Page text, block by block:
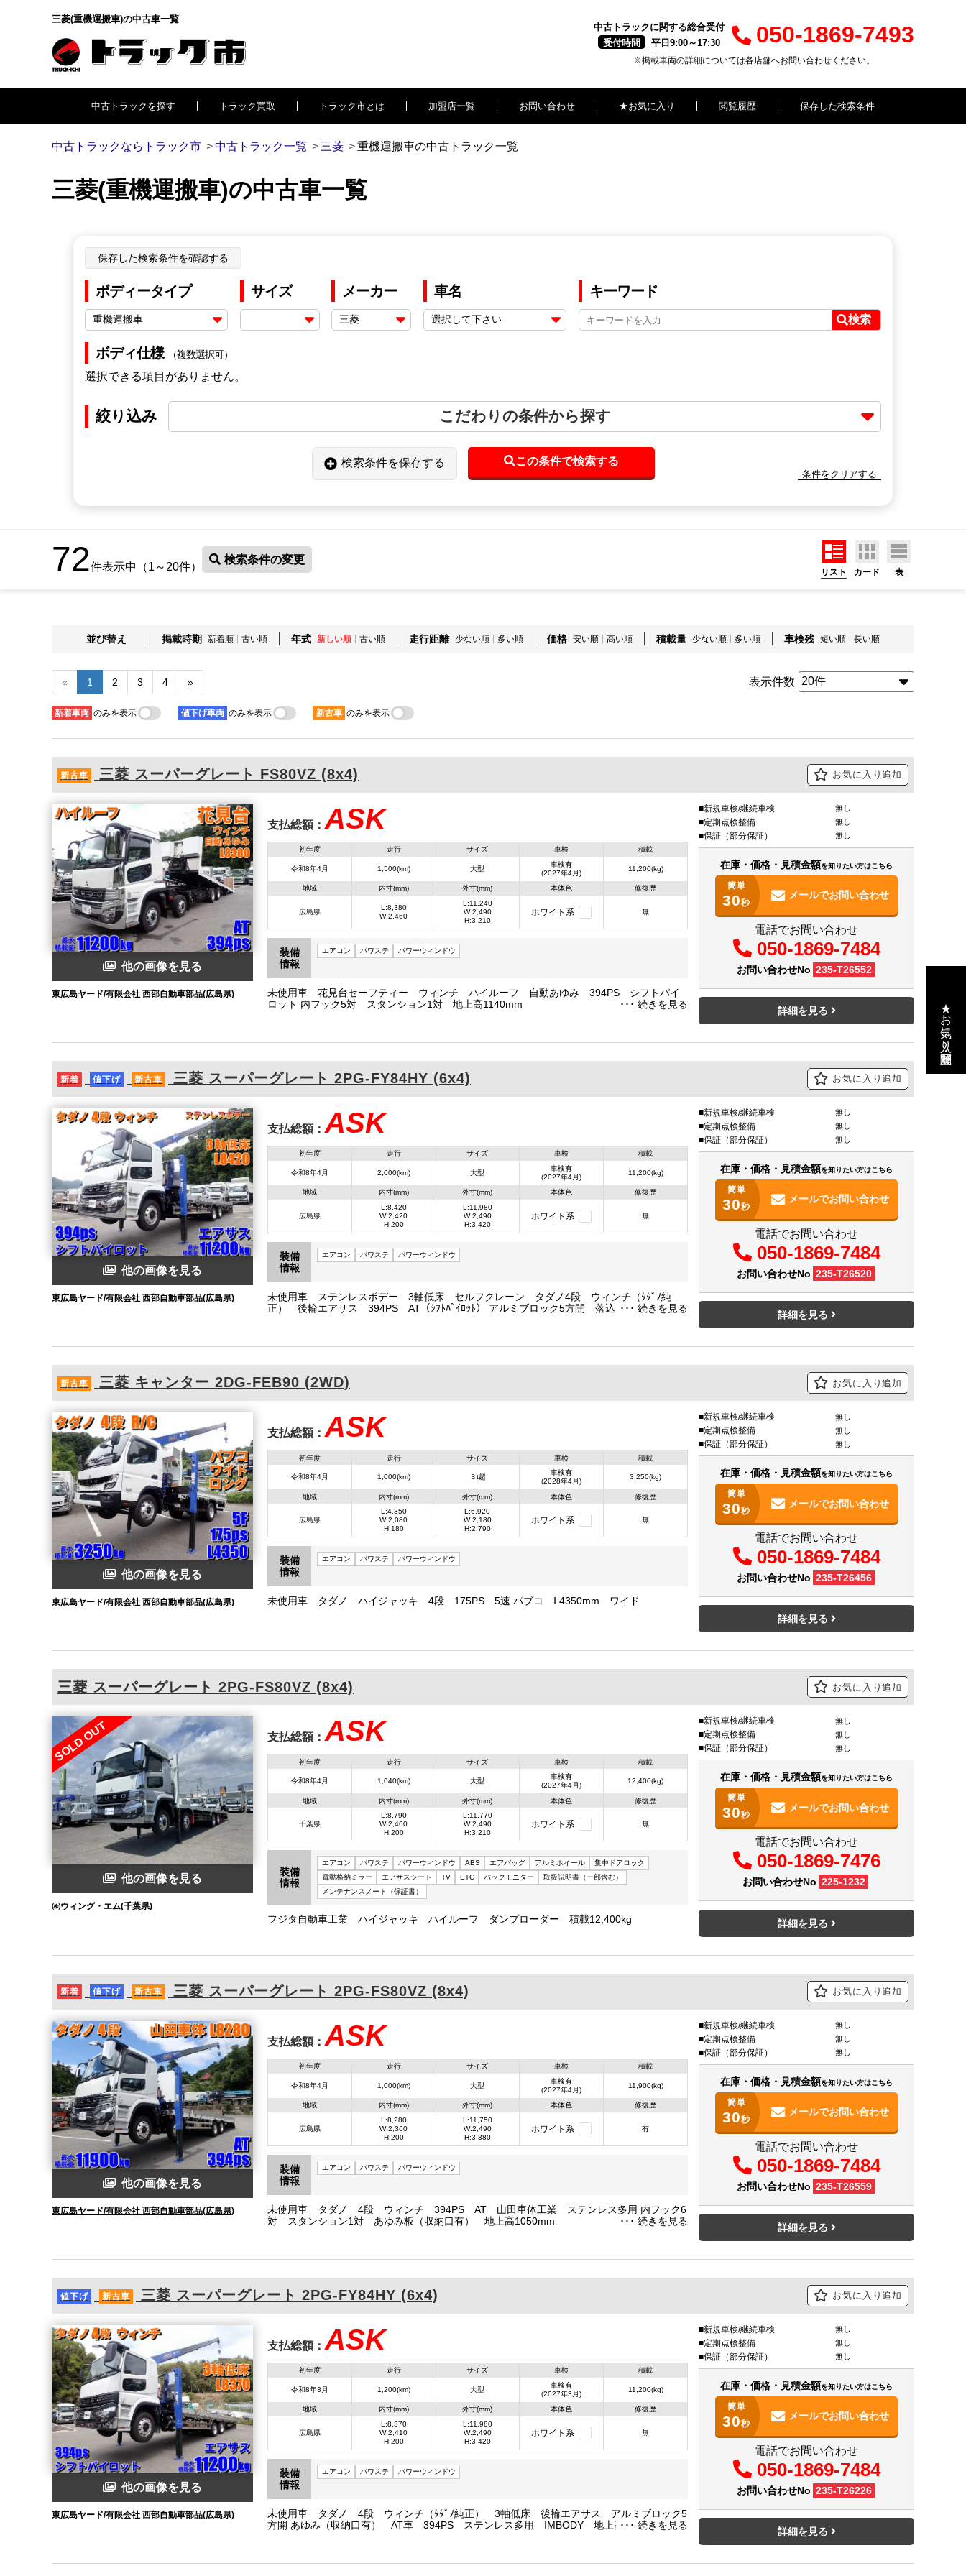
三菱(重機運搬車)の中古車一覧
中古トラックに関する総合受付
受付時間
平日9:00～17:30 050-1869-7493
※掲載車両の詳細については各店舗へお問い合わせください。
中古トラックを探す トラック買取 トラック市とは 加盟店一覧 お問い合わせ ★お気に入り 閲覧履歴 保存した検索条件
中古トラックならトラック市 中古トラック一覧 三菱 重機運搬車の中古トラック一覧
三菱(重機運搬車)の中古車一覧
保存した検索条件を確認する
ボディータイプ サイズ メーカー 車名 キーワード
検索
ボディ仕様 （複数選択可）
選択できる項目がありません。
絞り込み こだわりの条件から探す
検索条件を保存する この条件で検索する
条件をクリアする
72件表示中（1～20件）
検索条件の変更
リスト カード 表
並び替え 掲載時期 新着順 古い順 年式 新しい順 古い順 走行距離 少ない順 多い順 価格 安い順 高い順 積載量 少ない順 多い順 車検残 短い順 長い順
表示件数
« 1 2 3 4 »
新着車両 のみを表示 値下げ車両 のみを表示 新古車 のみを表示
新古車 三菱 スーパーグレート FS80VZ (8x4) お気に入り追加
他の画像を見る
東広島ヤード/有限会社 西部自動車部品(広島県)
支払総額： ASK
初年度
令和8年4月
走行
1,500(km)
サイズ
大型
車検
車検有
(2027年4月)
積載
11,200(kg)
地域
広島県
内寸(mm)
L:8,380
W:2,460
外寸(mm)
L:11,240
W:2,490
H:3,210
本体色
ホワイト系
修復歴
無
装備
情報
エアコン パワステ パワーウィンドウ
未使用車 花見台セーフティー ウィンチ ハイルーフ 自動あゆみ 394PS シフトパイ
ロット 内フック5対 スタンション1対 地上高1140mm
新規車検/継続車検 無し
定期点検整備 無し
保証（部分保証） 無し
在庫・価格・見積金額を知りたい方はこちら
簡単
30秒
メールでお問い合わせ
電話でお問い合わせ
050-1869-7484
お問い合わせNo 235-T26552
詳細を見る
新着 値下げ 新古車 三菱 スーパーグレート 2PG-FY84HY (6x4) お気に入り追加
他の画像を見る
東広島ヤード/有限会社 西部自動車部品(広島県)
支払総額： ASK
初年度
令和8年4月
走行
2,000(km)
サイズ
大型
車検
車検有
(2027年4月)
積載
11,200(kg)
地域
広島県
内寸(mm)
L:8,420
W:2,420
H:200
外寸(mm)
L:11,980
W:2,490
H:3,420
本体色
ホワイト系
修復歴
無
装備
情報
エアコン パワステ パワーウィンドウ
未使用車 ステンレスボデー 3軸低床 セルフクレーン タダノ4段 ウィンチ（ﾀﾀﾞﾉ純
正） 後輪エアサス 394PS AT（ｼﾌﾄﾊﾟｲﾛｯﾄ） アルミブロック5方開 落込フック7対 ス
新規車検/継続車検 無し
定期点検整備 無し
保証（部分保証） 無し
在庫・価格・見積金額を知りたい方はこちら
簡単
30秒
メールでお問い合わせ
電話でお問い合わせ
050-1869-7484
お問い合わせNo 235-T26520
詳細を見る
新古車 三菱 キャンター 2DG-FEB90 (2WD) お気に入り追加
他の画像を見る
東広島ヤード/有限会社 西部自動車部品(広島県)
支払総額： ASK
初年度
令和8年4月
走行
1,000(km)
サイズ
３t超
車検
車検有
(2028年4月)
積載
3,250(kg)
地域
広島県
内寸(mm)
L:4,350
W:2,080
H:180
外寸(mm)
L:6,920
W:2,180
H:2,790
本体色
ホワイト系
修復歴
無
装備
情報
エアコン パワステ パワーウィンドウ
未使用車 タダノ ハイジャッキ 4段 175PS 5速 パブコ Ⅼ4350mm ワイド
新規車検/継続車検 無し
定期点検整備 無し
保証（部分保証） 無し
在庫・価格・見積金額を知りたい方はこちら
簡単
30秒
メールでお問い合わせ
電話でお問い合わせ
050-1869-7484
お問い合わせNo 235-T26456
詳細を見る
三菱 スーパーグレート 2PG-FS80VZ (8x4) お気に入り追加
SOLD OUT
他の画像を見る
㈱ウィング・エム(千葉県)
支払総額： ASK
初年度
令和8年4月
走行
1,040(km)
サイズ
大型
車検
車検有
(2027年4月)
積載
12,400(kg)
地域
千葉県
内寸(mm)
L:8,790
W:2,460
H:200
外寸(mm)
L:11,770
W:2,490
H:3,210
本体色
ホワイト系
修復歴
無
装備
情報
エアコン パワステ パワーウィンドウ ABS エアバッグ アルミホイール
集中ドアロック
電動格納ミラー
エアサスシート TV ETC バックモニター
取扱説明書（一部含む）
メンテナンスノート（保証書）
フジタ自動車工業 ハイジャッキ ハイルーフ ダンプローダー 積載12,400kg
新規車検/継続車検 無し
定期点検整備 無し
保証（部分保証） 無し
在庫・価格・見積金額を知りたい方はこちら
簡単
30秒
メールでお問い合わせ
電話でお問い合わせ
050-1869-7476
お問い合わせNo 225-1232
詳細を見る
新着 値下げ 新古車 三菱 スーパーグレート 2PG-FS80VZ (8x4) お気に入り追加
他の画像を見る
東広島ヤード/有限会社 西部自動車部品(広島県)
支払総額： ASK
初年度
令和8年4月
走行
1,000(km)
サイズ
大型
車検
車検有
(2027年4月)
積載
11,900(kg)
地域
広島県
内寸(mm)
L:8,280
W:2,360
H:200
外寸(mm)
L:11,750
W:2,490
H:3,380
本体色
ホワイト系
修復歴
有
装備
情報
エアコン パワステ パワーウィンドウ
未使用車 タダノ 4段 ウィンチ 394PS AT 山田車体工業 ステンレス多用 内フック6
対 スタンション1対 あゆみ板（収納口有） 地上高1050mm
新規車検/継続車検 無し
定期点検整備 無し
保証（部分保証） 無し
在庫・価格・見積金額を知りたい方はこちら
簡単
30秒
メールでお問い合わせ
電話でお問い合わせ
050-1869-7484
お問い合わせNo 235-T26559
詳細を見る
値下げ 新古車 三菱 スーパーグレート 2PG-FY84HY (6x4) お気に入り追加
他の画像を見る
東広島ヤード/有限会社 西部自動車部品(広島県)
支払総額： ASK
初年度
令和8年3月
走行
1,200(km)
サイズ
大型
車検
車検有
(2027年3月)
積載
11,200(kg)
地域
広島県
内寸(mm)
L:8,370
W:2,410
H:200
外寸(mm)
L:11,980
W:2,490
H:3,420
本体色
ホワイト系
修復歴
無
装備
情報
エアコン パワステ パワーウィンドウ
未使用車 タダノ 4段 ウィンチ（ﾀﾀﾞﾉ純正） 3軸低床 後輪エアサス アルミブロック5
方開 あゆみ（収納口有） AT車 394PS ステンレス多用 IMBODY 地上高990mm
新規車検/継続車検 無し
定期点検整備 無し
保証（部分保証） 無し
在庫・価格・見積金額を知りたい方はこちら
簡単
30秒
メールでお問い合わせ
電話でお問い合わせ
050-1869-7484
お問い合わせNo 235-T26226
詳細を見る
★お気に入り・閲覧履歴